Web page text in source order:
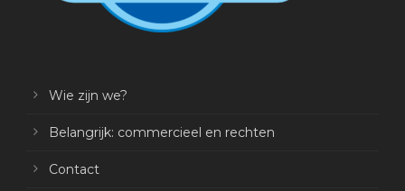
Wie zijn we?
Belangrijk: commercieel en rechten
Contact